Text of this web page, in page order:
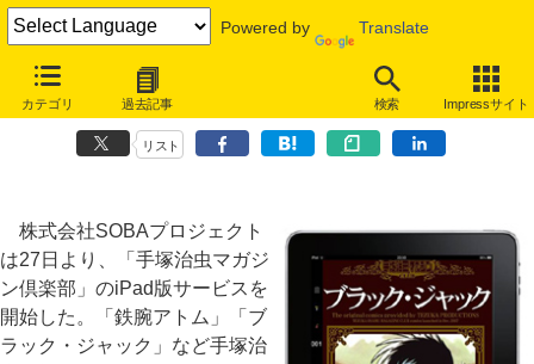
Powered by Translate
カテゴリ 過去記事 検索 Impressサイト
手塚漫画を毎週無料で読めるiPadアプリが登場、映画「ブッダ」の原
作も連載
リスト
株式会社SOBAプロジェクト
は27日より、「手塚治虫マガジ
ン倶楽部」のiPad版サービスを
開始した。「鉄腕アトム」「ブ
ラック・ジャック」など手塚治